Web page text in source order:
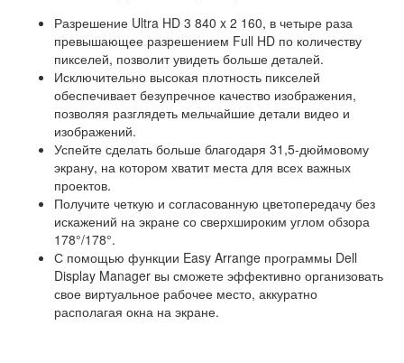
Разрешение Ultra HD 3 840 x 2 160, в четыре раза
превышающее разрешением Full HD по количеству
пикселей, позволит увидеть больше деталей.
Исключительно высокая плотность пикселей
обеспечивает безупречное качество изображения,
позволяя разглядеть мельчайшие детали видео и
изображений.
Успейте сделать больше благодаря 31,5-дюймовому
экрану, на котором хватит места для всех важных
проектов.
Получите четкую и согласованную цветопередачу без
искажений на экране со сверхшироким углом обзора
178°/178°.
С помощью функции Easy Arrange программы Dell
Display Manager вы сможете эффективно организовать
свое виртуальное рабочее место, аккуратно
располагая окна на экране.